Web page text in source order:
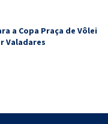
a Copa Praça de Vôlei
Valadares